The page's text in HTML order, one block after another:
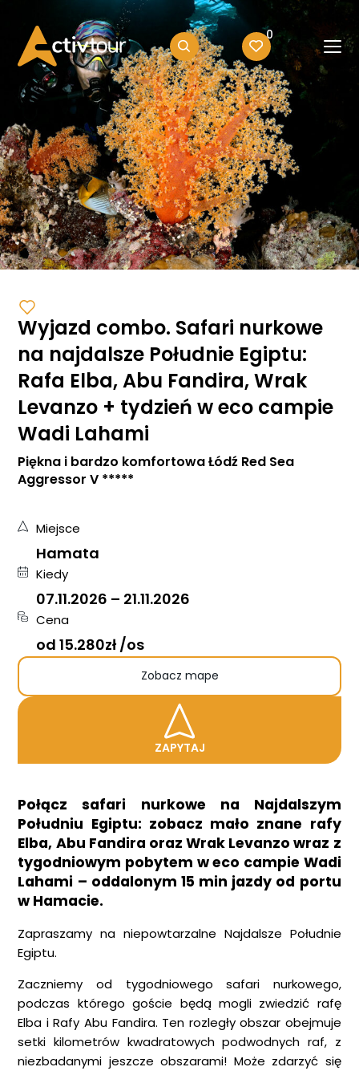
0
Wyjazd combo. Safari nurkowe
na najdalsze Południe Egiptu:
Rafa Elba, Abu Fandira, Wrak
Levanzo + tydzień w eco campie
Wadi Lahami
Piękna i bardzo komfortowa Łódź Red Sea
Aggressor V *****
Miejsce
Hamata
Zobacz mape
ZAPYTAJ
Kiedy
07.11.2026 – 21.11.2026
Cena
od 15.280zł /os
Połącz safari nurkowe na Najdalszym
Południu Egiptu: zobacz mało znane rafy
Elba, Abu Fandira oraz Wrak Levanzo wraz z
tygodniowym pobytem w eco campie Wadi
Lahami – oddalonym 15 min jazdy od portu
w Hamacie.
Zapraszamy na niepowtarzalne Najdalsze Południe
Egiptu.
Zaczniemy od tygodniowego safari nurkowego,
podczas którego goście będą mogli zwiedzić rafę
Elba i Rafy Abu Fandira. Ten rozległy obszar obejmuje
setki kilometrów kwadratowych podwodnych raf, z
niezbadanymi jeszcze obszarami! Może zdarzyć się